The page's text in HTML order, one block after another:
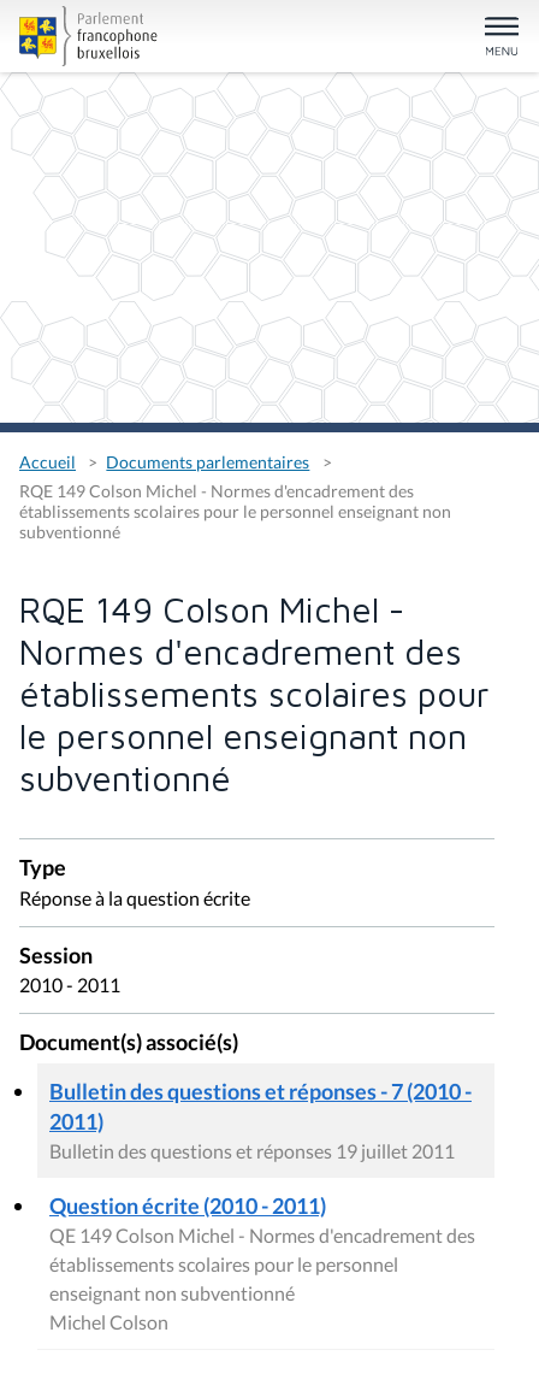
Accueil
Documents parlementaires
RQE 149 Colson Michel - Normes d'encadrement des
établissements scolaires pour le personnel enseignant non
subventionné
RQE 149 Colson Michel -
Normes d'encadrement des
établissements scolaires pour
le personnel enseignant non
subventionné
Type
Réponse à la question écrite
Session
2010 - 2011
Document(s) associé(s)
Bulletin des questions et réponses - 7 (2010 -
2011)
Bulletin des questions et réponses 19 juillet 2011
Question écrite (2010 - 2011)
QE 149 Colson Michel - Normes d'encadrement des
établissements scolaires pour le personnel
enseignant non subventionné
Michel Colson